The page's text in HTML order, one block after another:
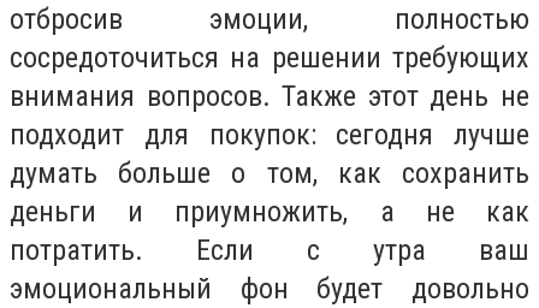
отбросив эмоции, полностью
сосредоточиться на решении требующих
внимания вопросов. Также этот день не
подходит для покупок: сегодня лучше
думать больше о том, как сохранить
деньги и приумножить, а не как
потратить. Если с утра ваш
эмоциональный фон будет довольно